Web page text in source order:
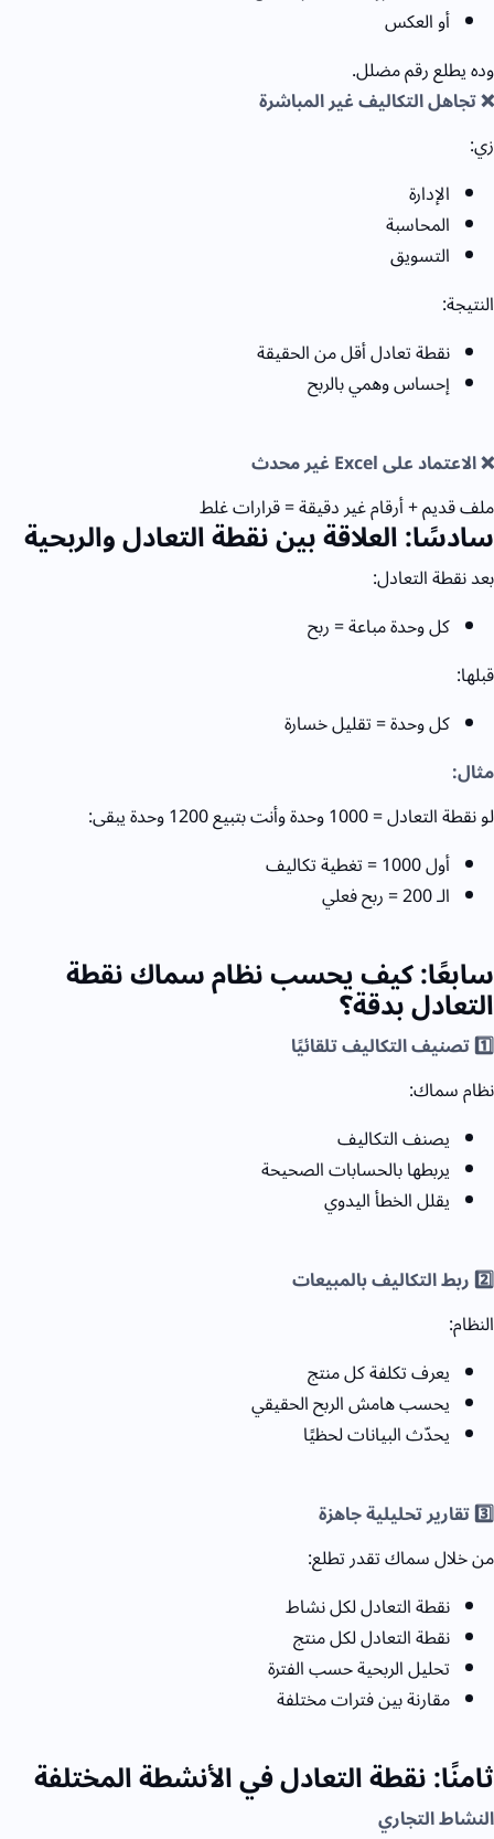
أو العكس
وده يطلع رقم مضلل.
❌ تجاهل التكاليف غير المباشرة
زي:
الإدارة
المحاسبة
التسويق
النتيجة:
نقطة تعادل أقل من الحقيقة
إحساس وهمي بالربح
❌ الاعتماد على Excel
غير محدث
ملف قديم + أرقام غير دقيقة = قرارات غلط
سادسًا: العلاقة بين نقطة التعادل والربحية
بعد نقطة التعادل:
كل وحدة مباعة = ربح
قبلها:
كل وحدة = تقليل خسارة
مثال:
لو نقطة التعادل =1000وحدةوأنت بتبيع1200وحدةيبقى:
أول1000 = تغطية تكاليف
الـ200 = ربح فعلي
سابعًا: كيف يحسب نظام سماك نقطة
التعادل بدقة؟
1️⃣ تصنيف التكاليف تلقائيًا
نظام سماك:
يصنف التكاليف
يربطها بالحسابات الصحيحة
يقلل الخطأ اليدوي
2️⃣ ربط التكاليف بالمبيعات
النظام:
يعرف تكلفة كل منتج
يحسب هامش الربح الحقيقي
يحدّث البيانات لحظيًا
3️⃣ تقارير تحليلية جاهزة
من خلال سماك تقدر تطلع:
نقطة التعادل لكل نشاط
نقطة التعادل لكل منتج
تحليل الربحية حسب الفترة
مقارنة بين فترات مختلفة
ثامنًا: نقطة التعادل في الأنشطة المختلفة
النشاط التجاري